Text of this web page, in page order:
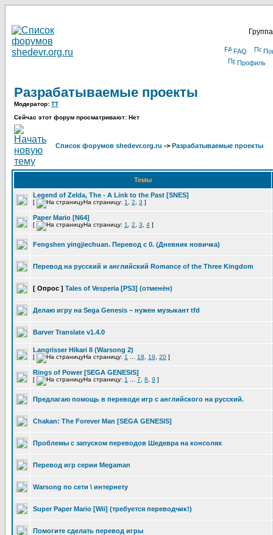
FAQ
Профиль
Разрабатываемые проекты
Модератор: TT
Сейчас этот форум просматривают: Нет
Список форумов shedevr.org.ru -> Разрабатываемые проекты
Темы
Legend of Zelda, The - A Link to the Past [SNES]
[ На страницу: 1 2 3 ]
Paper Mario [N64]
[ На страницу: 1 2 3 4 ]
Fengshen yingjiechuan. Перевод с 0. (Дневник новичка)
Перевод на русский и английский Romance of the Three Kingdom
[ Опрос ] Tales of Vesperia [PS3] (отменён)
Делаю игру на Sega Genesis – нужен музыкант tfd
Barver Translate v1.4.0
Langrisser Hikari II (Warsong 2)
[ На страницу: 1 18 19 20 ]
Rings of Power [SEGA GENESIS]
[ На страницу: 1 7 8 9 ]
Предлагаю помощь в переводе игр с английского на русский.
Chakan: The Forever Man [SEGA GENESIS]
Проблемы с запуском переводов Шедевра на консолях
Перевод игр серии Megaman
Warsong по сети \ интернету
Super Paper Mario [Wii] (требуется переводчик!)
Помогите сделать перевод игры